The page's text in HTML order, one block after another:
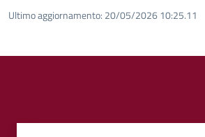
Ultimo aggiornamento: 20/05/2026 10:25.11